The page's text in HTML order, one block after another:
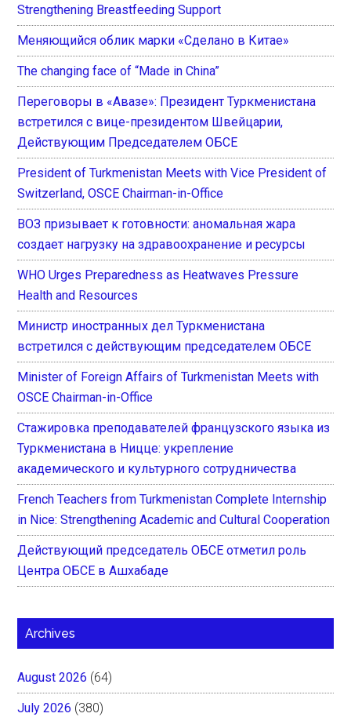
Strengthening Breastfeeding Support
Меняющийся облик марки «Сделано в Китае»
The changing face of “Made in China”
Переговоры в «Авазе»: Президент Туркменистана
встретился с вице-президентом Швейцарии,
Действующим Председателем ОБСЕ
President of Turkmenistan Meets with Vice President of
Switzerland, OSCE Chairman-in-Office
ВОЗ призывает к готовности: аномальная жара
создает нагрузку на здравоохранение и ресурсы
WHO Urges Preparedness as Heatwaves Pressure
Health and Resources
Министр иностранных дел Туркменистана
встретился с действующим председателем ОБСЕ
Minister of Foreign Affairs of Turkmenistan Meets with
OSCE Chairman-in-Office
Стажировка преподавателей французского языка из
Туркменистана в Ницце: укрепление
академического и культурного сотрудничества
French Teachers from Turkmenistan Complete Internship
in Nice: Strengthening Academic and Cultural Cooperation
Действующий председатель ОБСЕ отметил роль
Центра ОБСЕ в Ашхабаде
Archives
August 2026 (64)
July 2026 (380)